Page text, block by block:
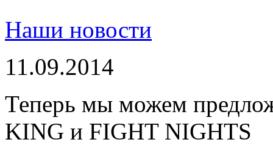
Наши новости
11.09.2014
Теперь мы можем
KING и FIGHT NIGHTS